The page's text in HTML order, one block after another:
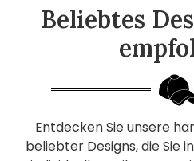
Beliebtes
Entdecken Sie unsere
beliebter Designs, die Sie